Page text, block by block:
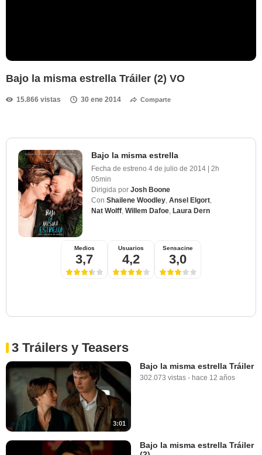
Bajo la misma estrella Tráiler (2) VO
15.866 vistas 30 ene 2014 Comparte
Bajo la misma estrella
Fecha de estreno 4 de julio de 2014 | 2h
05min
Dirigida por Josh Boone
Con Shailene Woodley Ansel Elgort
Nat Wolff Willem Dafoe Laura Dern
Medios
3,7
Usuarios
4,2
Sensacine
3,0
3 Tráilers y Teasers
3:01
Bajo la misma estrella Tráiler
302.073 vistas - hace 12 años
Bajo la misma estrella Tráiler